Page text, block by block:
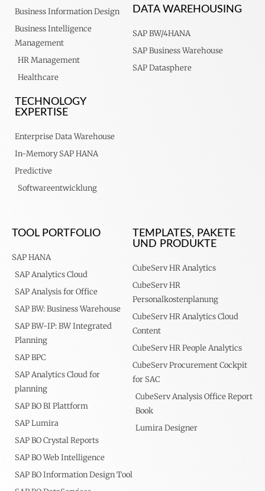
Business Information Design
Business Intelligence
Management
HR Management
Healthcare
TECHNOLOGY
EXPERTISE
Enterprise Data Warehouse
In-Memory SAP HANA
Predictive
Softwareentwicklung
DATA WAREHOUSING
SAP BW/4HANA
SAP Business Warehouse
SAP Datasphere
TOOL PORTFOLIO
SAP HANA
SAP Analytics Cloud
SAP Analysis for Office
SAP BW: Business Warehouse
SAP BW-IP: BW Integrated
Planning
SAP BPC
SAP Analytics Cloud for
planning
SAP BO BI Plattform
SAP Lumira
SAP BO Crystal Reports
SAP BO Web Intelligence
SAP BO Information Design Tool
TEMPLATES, PAKETE
UND PRODUKTE
CubeServ HR Analytics
CubeServ HR
Personalkostenplanung
CubeServ HR Analytics Cloud
Content
CubeServ HR People Analytics
CubeServ Procurement Cockpit
for SAC
CubeServ Analysis Office Report
Book
Lumira Designer